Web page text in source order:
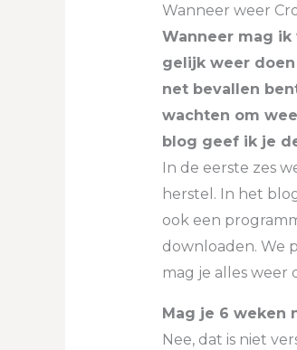
Wanneer weer
Wanneer mag ik
gelijk weer
net bevallen
wachten om
blog geef ik je
In de eerste zes
herstel. In het
ook een
downloaden. We
mag je alles weer
Mag je 6 weken
Nee, dat is niet